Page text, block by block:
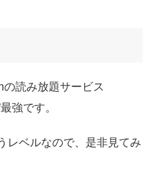
読み放題サービス
強です。
レベルなので、是非見てみ